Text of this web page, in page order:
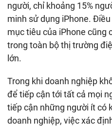
người, chỉ khoảng 15%
minh sử dụng iPhone.
mục tiêu của iPhone cũng
trong toàn bộ thị trường
lớn.
Trong khi doanh nghiệp
để tiếp cận tới tất cả mọi
tiếp cận những người ít có
doanh nghiệp, việc xác